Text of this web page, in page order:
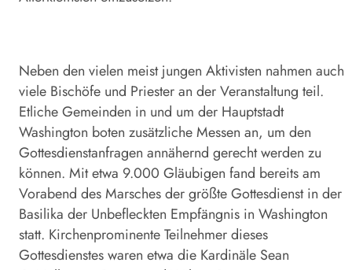
Neben den vielen meist jungen Aktivisten nahmen auch
viele Bischöfe und Priester an der Veranstaltung teil.
Etliche Gemeinden in und um der Hauptstadt
Washington boten zusätzliche Messen an, um den
Gottesdienstanfragen annähernd gerecht werden zu
können. Mit etwa 9.000 Gläubigen fand bereits am
Vorabend des Marsches der größte Gottesdienst in der
Basilika der Unbefleckten Empfängnis in Washington
statt. Kirchenprominente Teilnehmer dieses
Gottesdienstes waren etwa die Kardinäle Sean